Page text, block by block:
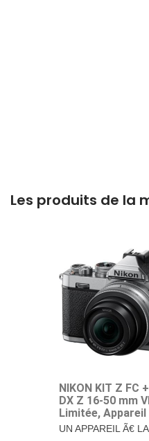
Les produits de la
NIKON KIT Z FC
DX Z 16-50 mm
Limitée,
Hybride capteur
UN APPAREIL Ã€